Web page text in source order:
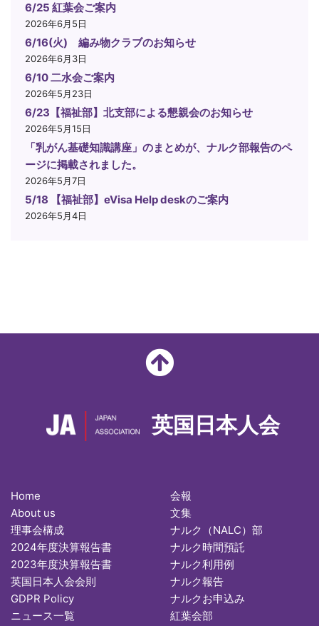
6/25 紅葉会ご案内
2026年6月5日
6/16(火) 編み物クラブのお知らせ
2026年6月3日
6/10 二水会ご案内
2026年5月23日
6/23【福祉部】北支部による懇親会のお知らせ
2026年5月15日
「乳がん基礎知識講座」のまとめが、ナルク部報告のペ
ージに掲載されました。
2026年5月7日
5/18 【福祉部】eVisa Help deskのご案内
2026年5月4日
英国日本人会
Home
About us
理事会構成
2024年度決算報告書
2023年度決算報告書
英国日本人会会則
GDPR Policy
ニュース一覧
会報
文集
ナルク（NALC）部
ナルク時間預託
ナルク利用例
ナルク報告
ナルクお申込み
紅葉会部